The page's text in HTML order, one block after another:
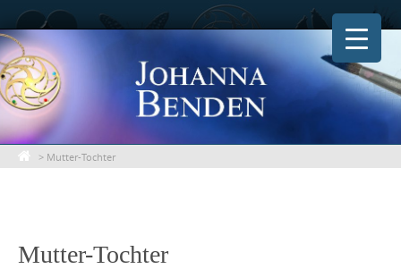
Skip
to
content
> Mutter-Tochter
Mutter-Tochter